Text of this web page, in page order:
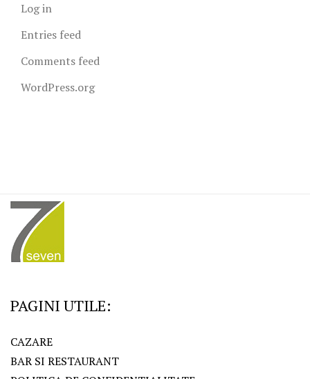
Log in
Entries feed
Comments feed
WordPress.org
PAGINI UTILE:
CAZARE
BAR SI RESTAURANT